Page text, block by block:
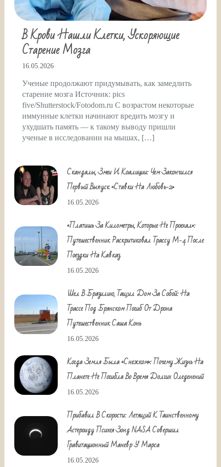
В Крови Нашли Клетки, Ускоряющие
Старение Мозга
16.05.2026
Ученые продолжают придумывать, как замедлить
старение мозга Источник: pics
five/Shutterstock/Fotodom.ru С возрастом некоторые
иммунные клетки начинают вредить мозгу и
ухудшать память — к такому выводу пришли
ученые в исследовании на мышах, […]
Скандалы, Змеи И Коалиции: Чем Закончился
Первый Выпуск «Ставки На Любовь-2»
16.05.2026
«Платишь За Километры, Которые Не Проехал»:
Путешественник Раскритиковал Трассу М-4 После
Поездки На Кавказ
16.05.2026
Шел В Бразилию, Тащил Дом За Собой: На
Трассе Под Брянском Погиб От Дрона
Путешественник Саша Конь
16.05.2026
Когда Земля Была «снежком»: Почему Жизнь На
Планете Не Погибла Во Время Долгих Оледенений
16.05.2026
Прибавил В Скорости: Летящий К Таинственному
Астероиду Психея Зонд NASA Совершил
Гравитационный Маневр У Марса
16.05.2026